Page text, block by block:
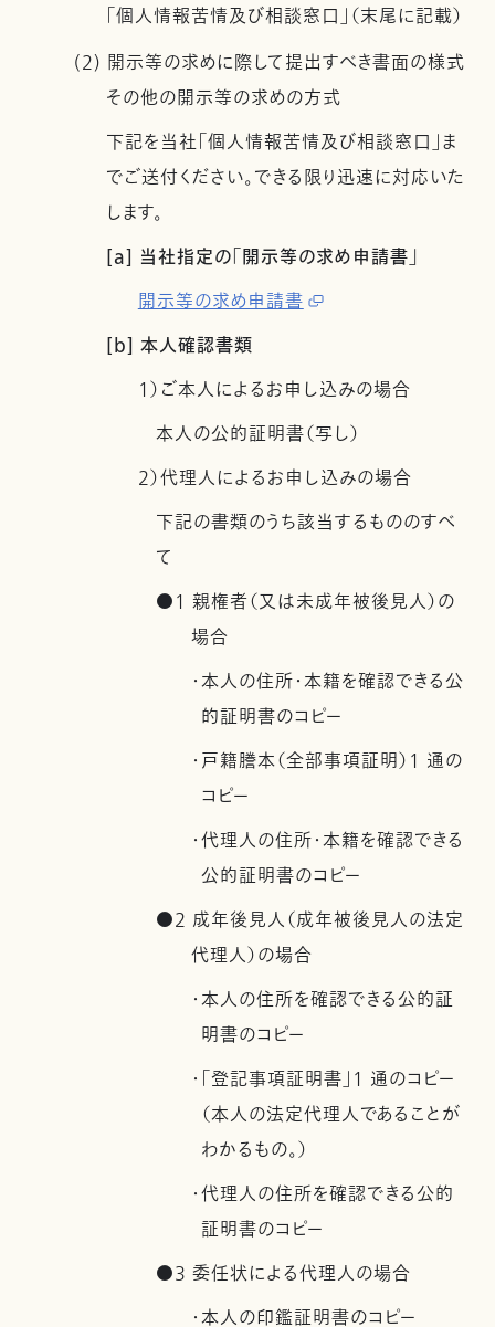
「個人情報苦情及び相談窓口」（末尾に記載）
(2) 開示等の求めに際して提出すべき書面の様式
その他の開示等の求めの方式
下記を当社「個人情報苦情及び相談窓口」ま
でご送付ください。できる限り迅速に対応いた
します。
[a] 当社指定の「開示等の求め申請書」
開示等の求め申請書
[b] 本人確認書類
1）ご本人によるお申し込みの場合
本人の公的証明書（写し）
2）代理人によるお申し込みの場合
下記の書類のうち該当するもののすべ
て
●1 親権者（又は未成年被後見人）の
場合
・本人の住所・本籍を確認できる公
的証明書のコピー
・戸籍謄本（全部事項証明）1 通の
コピー
・代理人の住所・本籍を確認できる
公的証明書のコピー
●2 成年後見人（成年被後見人の法定
代理人）の場合
・本人の住所を確認できる公的証
明書のコピー
・「登記事項証明書」1 通のコピー
（本人の法定代理人であることが
わかるもの。）
・代理人の住所を確認できる公的
証明書のコピー
●3 委任状による代理人の場合
・本人の印鑑証明書のコピー